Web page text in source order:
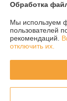
График работы
Полная версия
Политика
Обработка
Мы используем
пользователей
рекомендаций.
отключить их.